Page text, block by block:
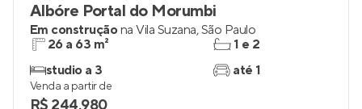
Albóre Portal do Morumbi
Em construçãona Vila Suzana,São Paulo
26 a 63 m²
studio a 3
1 e 2
até 1
Venda a partir de